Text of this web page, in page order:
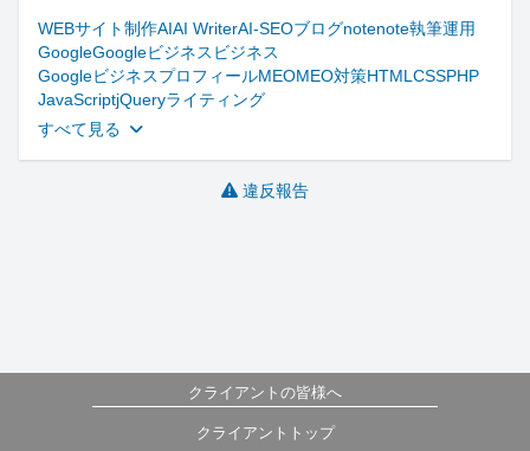
WEBサイト制作AIAI WriterAI-SEOブログnotenote執筆運用
GoogleGoogleビジネス ビジネス
GoogleビジネスプロフィールMEOMEO対策HTML CSSPHP
JavaScriptjQueryライティング
すべて見る
違反報告
クライアントの皆様へ
クライアントトップ